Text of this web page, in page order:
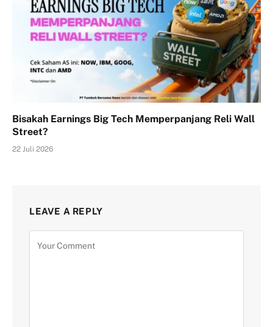
Bisakah Earnings Big Tech Memperpanjang Reli Wall
Street?
22 Juli 2026
LEAVE A REPLY